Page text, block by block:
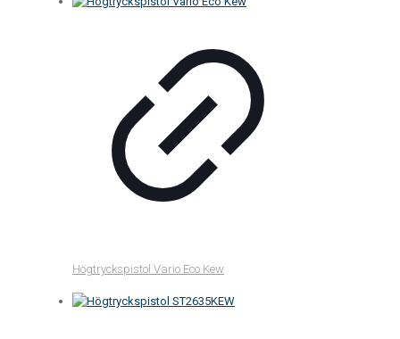
Högtryckspistol Vario Eco Kew